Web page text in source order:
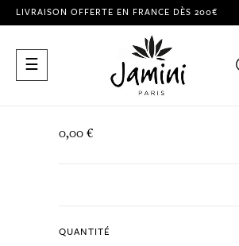
LIVRAISON OFFERTE EN FRANCE DÈS 200€
Basculer
la
☰
0,00 €
QUANTITÉ